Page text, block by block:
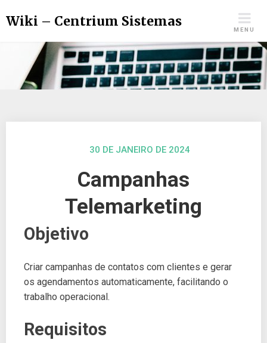
Wiki – Centrium Sistemas
MENU
30 DE JANEIRO DE 2024
Campanhas
Telemarketing
Objetivo
Criar campanhas de contatos com clientes e gerar
os agendamentos automaticamente, facilitando o
trabalho operacional.
Requisitos